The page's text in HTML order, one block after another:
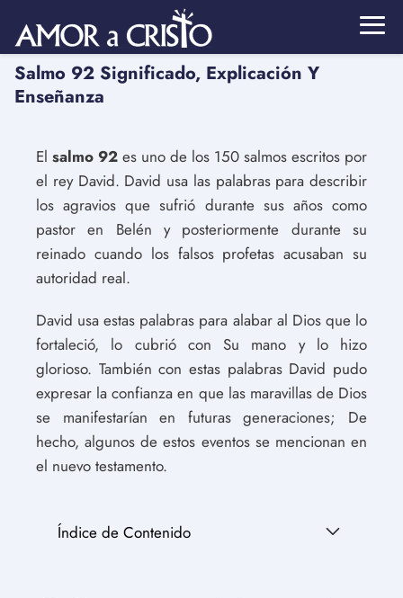
Salmo 92 Significado, Explicación Y
Enseñanza
El salmo 92 es uno de los 150 salmos escritos por
el rey David. David usa las palabras para describir
los agravios que sufrió durante sus años como
pastor en Belén y posteriormente durante su
reinado cuando los falsos profetas acusaban su
autoridad real.
David usa estas palabras para alabar al Dios que lo
fortaleció, lo cubrió con Su mano y lo hizo
glorioso. También con estas palabras David pudo
expresar la confianza en que las maravillas de Dios
se manifestarían en futuras generaciones; De
hecho, algunos de estos eventos se mencionan en
el nuevo testamento.
Índice de Contenido